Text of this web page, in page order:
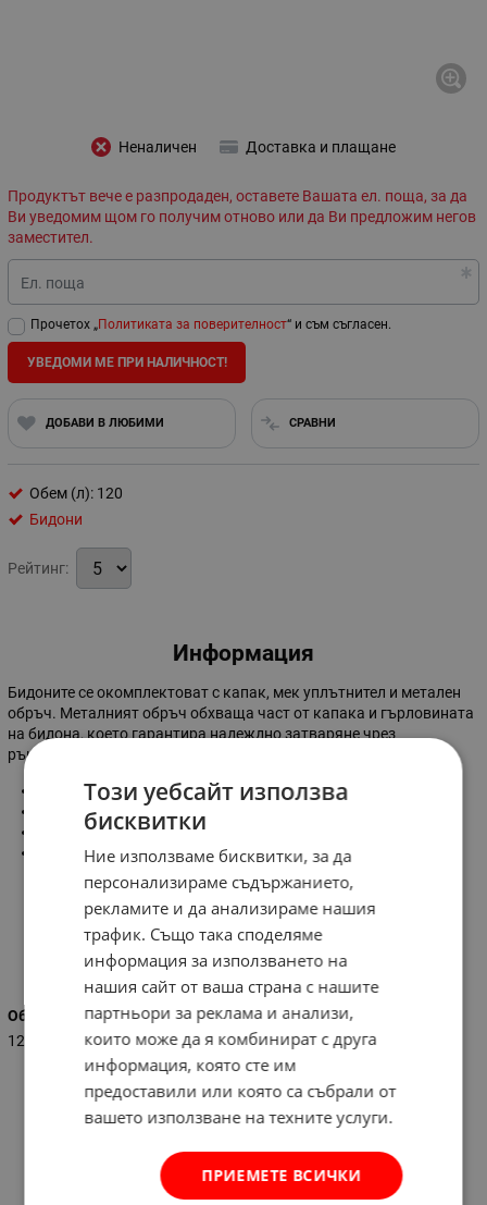
Неналичен Доставка и плащане
Продуктът вече е разпродаден, оставете Вашата ел. поща, за да
Ви уведомим щом го получим отново или да Ви предложим негов
заместител.
Ел. поща
Прочетох „Политиката за поверителност“ и съм съгласен.
УВЕДОМИ МЕ ПРИ НАЛИЧНОСТ!
ДОБАВИ В ЛЮБИМИ СРАВНИ
Обем (л): 120
Бидони
Рейтинг:
Информация
Бидоните се окомплектоват с капак, мек уплътнител и метален
обръч. Металният обръч обхваща част от капака и гърловината
на бидона, което гарантира надеждно затваряне чрез
ръкохватка.
Ширина:500 мм.
Височина:
810 мм.
Обем на бидона:120 литра
Диаметър на гърловината:385 мм.
Характеристики
Обем (л)
120
Този уебсайт използва
бисквитки
Ние използваме бисквитки, за да
персонализираме съдържанието,
рекламите и да анализираме нашия
трафик. Също така споделяме
информация за използването на
нашия сайт от ваша страна с нашите
партньори за реклама и анализи,
които може да я комбинират с друга
информация, която сте им
предоставили или която са събрали от
вашето използване на техните услуги.
ПРИЕМЕТЕ ВСИЧКИ